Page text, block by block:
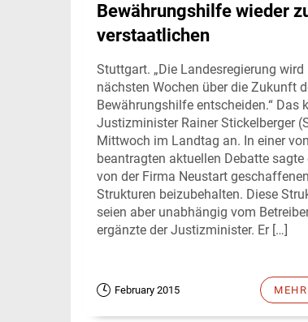
Bewährungshilfe wieder
verstaatlichen
Stuttgart. „Die Landesregierung wird
nächsten Wochen über die Zukunft
Bewährungshilfe entscheiden.“ Das
Justizminister Rainer Stickelberger
Mittwoch im Landtag an. In einer
beantragten aktuellen Debatte sagte
von der Firma Neustart geschaffenen
Strukturen beizubehalten. Diese
seien aber unabhängig vom
ergänzte der Justizminister. Er […]
February 2015